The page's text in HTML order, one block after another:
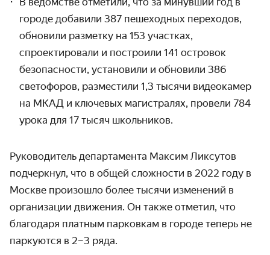
городе добавили 387 пешеходных переходов,
обновили разметку на 153 участках,
спроектировали и построили 141 островок
безопасности, установили и обновили 386
светофоров, разместили 1,3 тысячи видеокамер
на МКАД и ключевых магистралях, провели 784
урока для 17 тысяч школьников.
Руководитель департамента Максим Ликсутов
подчеркнул, что в общей сложности в 2022 году в
Москве произошло более тысячи изменений в
организации движения. Он также отметил, что
благодаря платным парковкам в городе теперь не
паркуются в 2–3 ряда.